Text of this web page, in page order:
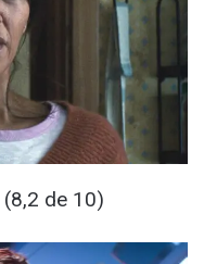
(8,2 de 10)